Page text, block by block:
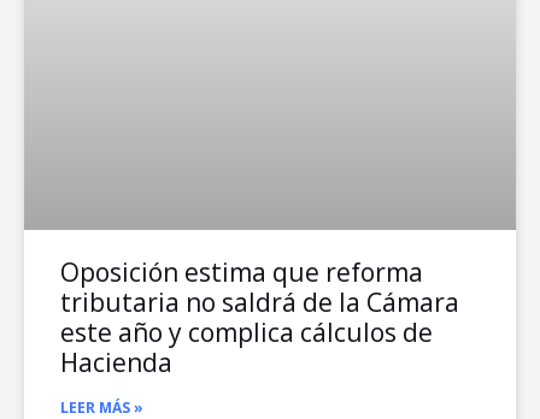
Oposición estima que reforma
tributaria no saldrá de la Cámara
este año y complica cálculos de
Hacienda
LEER MÁS »